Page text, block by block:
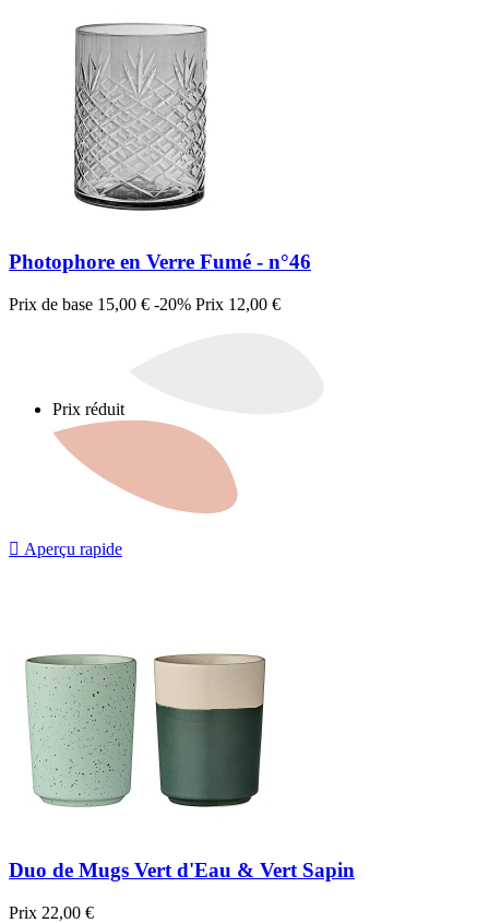
Photophore en Verre Fumé - n°46
Prix de base 15,00 € -20% Prix 12,00 €
Prix réduit
 Aperçu rapide
Duo de Mugs Vert d'Eau & Vert Sapin
Prix 22,00 €